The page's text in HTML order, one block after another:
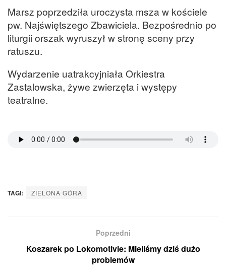
Marsz poprzedziła uroczysta msza w kościele
pw. Najświętszego Zbawiciela. Bezpośrednio po
liturgii orszak wyruszył w stronę sceny przy
ratuszu.
Wydarzenie uatrakcyjniała Orkiestra
Zastalowska, żywe zwierzęta i występy
teatralne.
TAGI: ZIELONA GÓRA
Poprzedni
Koszarek po Lokomotivie: Mieliśmy dziś dużo
problemów